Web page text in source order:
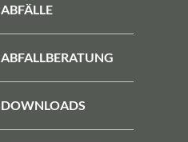
ABFÄLLE
ABFALLBERATUNG
DOWNLOADS